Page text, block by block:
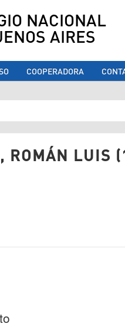
NACIONAL
AIRES
COOPERADORA
aquí
ROMÁN LUIS